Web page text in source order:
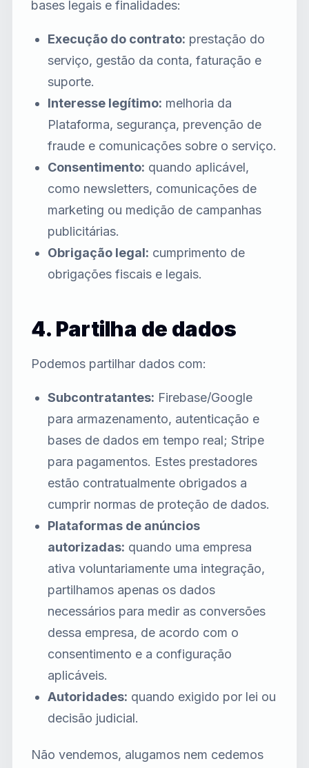
bases legais e finalidades:
Execução do contrato: prestação do
serviço, gestão da conta, faturação e
suporte.
Interesse legítimo: melhoria da
Plataforma, segurança, prevenção de
fraude e comunicações sobre o serviço.
Consentimento: quando aplicável,
como newsletters, comunicações de
marketing ou medição de campanhas
publicitárias.
Obrigação legal: cumprimento de
obrigações fiscais e legais.
4. Partilha de dados
Podemos partilhar dados com:
Subcontratantes: Firebase/Google
para armazenamento, autenticação e
bases de dados em tempo real; Stripe
para pagamentos. Estes prestadores
estão contratualmente obrigados a
cumprir normas de proteção de dados.
Plataformas de anúncios
autorizadas: quando uma empresa
ativa voluntariamente uma integração,
partilhamos apenas os dados
necessários para medir as conversões
dessa empresa, de acordo com o
consentimento e a configuração
aplicáveis.
Autoridades: quando exigido por lei ou
decisão judicial.
Não vendemos, alugamos nem cedemos